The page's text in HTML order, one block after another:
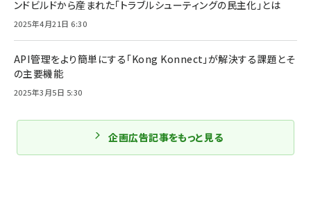
ンドビルドから産まれた「トラブルシューティングの民主化」とは
2025年4月21日 6:30
API管理をより簡単にする「Kong Konnect」が解決する課題とそ
の主要機能
2025年3月5日 5:30
企画広告記事をもっと見る